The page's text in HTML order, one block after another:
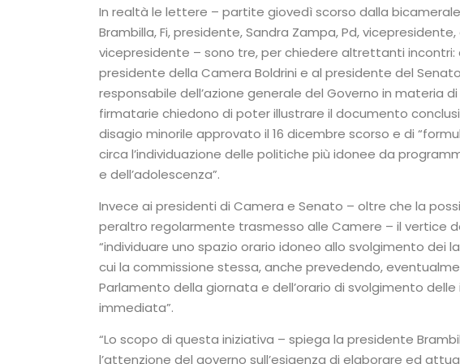
In realtà le lettere – partite giovedì scorso dalla
Brambilla, Fi, presidente, Sandra Zampa, Pd,
vicepresidente – sono tre, per chiedere altrettanti incontri:
presidente della Camera Boldrini e al presidente del Senato
responsabile dell’azione generale del Governo in materia
firmatarie chiedono di poter illustrare il documento
disagio minorile approvato il 16 dicembre scorso e di
circa l’individuazione delle politiche più idonee da
e dell’adolescenza”.
Invece ai presidenti di Camera e Senato – oltre che la
peraltro regolarmente trasmesso alle Camere – il vertice
“individuare uno spazio orario idoneo allo svolgimento dei
cui la commissione stessa, anche prevedendo,
Parlamento della giornata e dell’orario di svolgimento
immediata”.
“Lo scopo di questa iniziativa – spiega la presidente
l’attenzione del governo sull’esigenza di elaborare ed